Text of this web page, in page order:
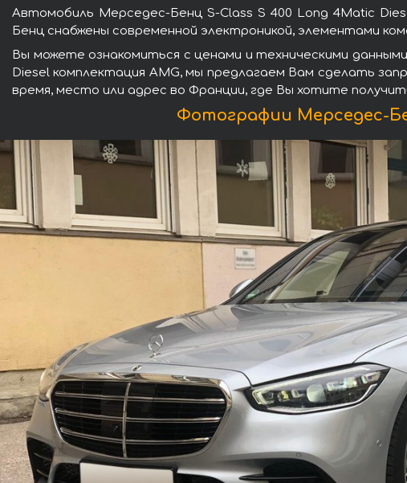
Автомобиль Мерседес-Бенц S-Class S 400 Long 4Matic
Бенц снабжены современной электроникой, элементами
Вы можете ознакомиться с ценами и техническими
Diesel комплектация AMG, мы предлагаем Вам сделать
время, место или адрес во Франции, где Вы хотите
Фотографии Мерседес-